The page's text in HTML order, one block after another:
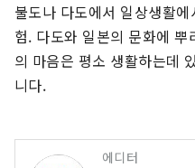
불도나 다도에서 일상생활
험. 다도와 일본의 문화에
의 마음은 평소 생활하는데
니다.
에디터